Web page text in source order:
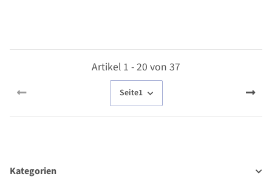
Artikel 1 - 20 von 37
Seite1
Kategorien